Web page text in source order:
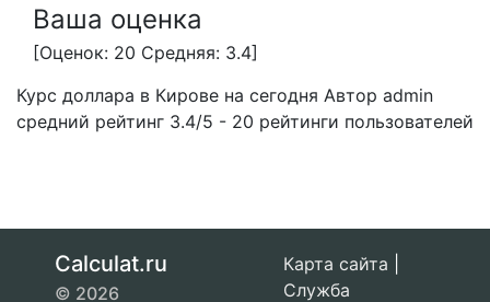
Ваша оценка
[Оценок: 20 Средняя: 3.4]
Курс доллара в Кирове на сегодня Автор admin
средний рейтинг 3.4/5 - 20 рейтинги пользователей
Calculat.ru
© 2026
Карта сайта
Служба